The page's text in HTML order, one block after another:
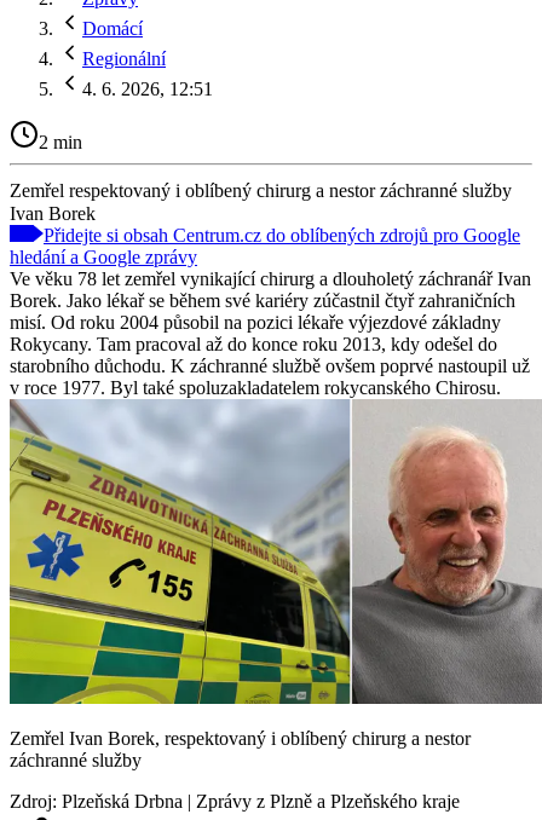
Domácí
Regionální
4. 6. 2026, 12:51
2 min
Zemřel respektovaný i oblíbený chirurg a nestor záchranné služby
Ivan Borek
Přidejte si obsah Centrum.cz do oblíbených zdrojů pro Google
hledání a Google zprávy
Ve věku 78 let zemřel vynikající chirurg a dlouholetý záchranář Ivan
Borek. Jako lékař se během své kariéry zúčastnil čtyř zahraničních
misí. Od roku 2004 působil na pozici lékaře výjezdové základny
Rokycany. Tam pracoval až do konce roku 2013, kdy odešel do
starobního důchodu. K záchranné službě ovšem poprvé nastoupil už
v roce 1977. Byl také spoluzakladatelem rokycanského Chirosu.
Zemřel Ivan Borek, respektovaný i oblíbený chirurg a nestor
záchranné služby
Zdroj: Plzeňská Drbna | Zprávy z Plzně a Plzeňského kraje